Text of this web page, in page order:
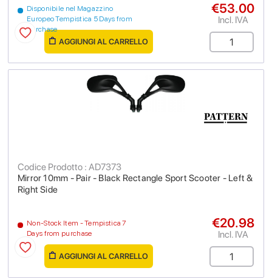
Disponibile nel Magazzino
Europeo Tempistica 5 Days from
purchase
€53.00
Incl. IVA
AGGIUNGI AL CARRELLO
Mirror 10mm - Pair - Black Rectangle Sport Scooter - Left &
Right Side
Codice Prodotto : AD7373
Non-Stock Item - Tempistica 7
Days from purchase
€20.98
Incl. IVA
AGGIUNGI AL CARRELLO